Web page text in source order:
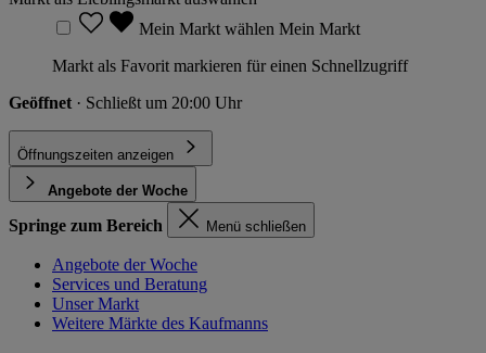
Mein Markt wählen Mein Markt
Markt als Favorit markieren für einen Schnellzugriff
Geöffnet · Schließt um 20:00 Uhr
Öffnungszeiten anzeigen
Angebote der Woche
Springe zum Bereich Menü schließen
Angebote der Woche
Services und Beratung
Unser Markt
Weitere Märkte des Kaufmanns